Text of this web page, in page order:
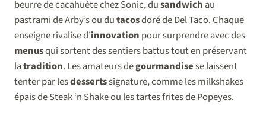
beurre de cacahuète chez Sonic, dusandwich au
pastrami de Arby’s ou dutacosdoré de Del Taco. Chaque
enseigne rivalise d’innovation pour surprendre avec des
menusqui sortent des sentiers battus tout en préservant
latradition. Les amateurs degourmandisese laissent
tenter par lesdessertssignature, comme les milkshakes
épais de Steak ‘n Shake ou les tartes frites de Popeyes.